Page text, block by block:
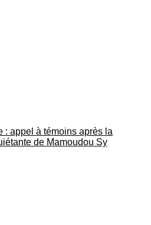
: appel à témoins après la
de Mamoudou Sy